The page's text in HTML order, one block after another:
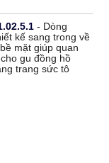
- Dòng
kế sang trong về
mặt giúp quan
gu đồng hồ
trang sức tô